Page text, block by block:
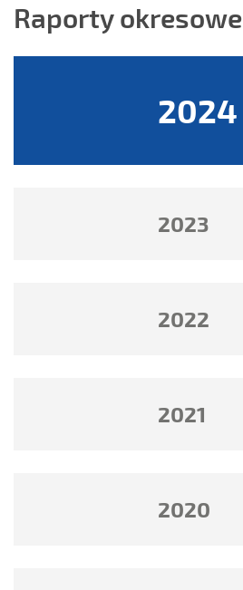
Raporty okresowe
2024
2023
2022
2021
2020